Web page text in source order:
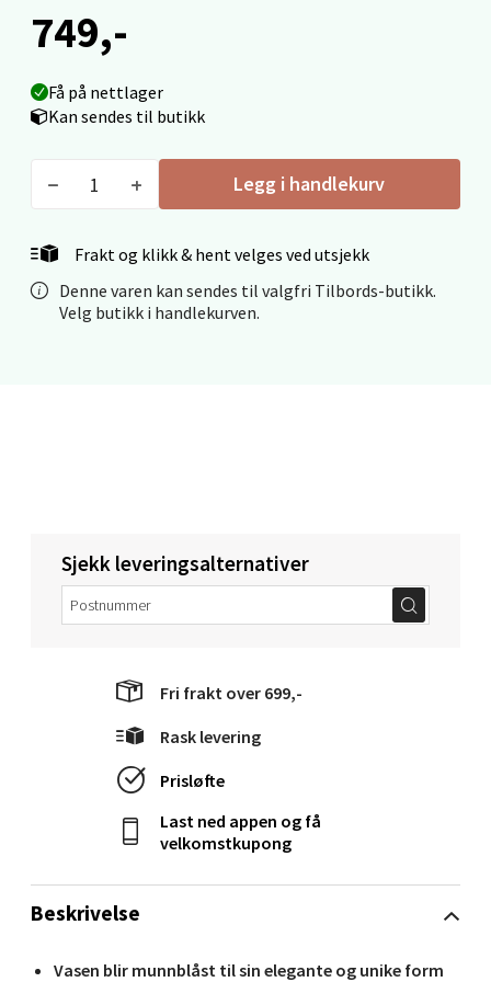
749,-
Få på nettlager
Kan sendes til butikk
Legg i handlekurv
Frakt og klikk & hent velges ved utsjekk
Denne varen kan sendes til valgfri Tilbords-butikk.
Velg butikk i handlekurven.
Beskrivelse
Vasen blir munnblåst til sin elegante og unike form
Sjekk leveringsalternativer
Fri frakt over 699,-
Rask levering
Prisløfte
Last ned appen og få
velkomstkupong
0 i butikk
Ålesund - Thon Senter Moa
Langelandsvegen 25, 6010 Ålesund
0 i butikk
Åpent i dag 10-20
0 i butikk
Narvik - Thon Senter Malmporten
Åpent i dag 10-20